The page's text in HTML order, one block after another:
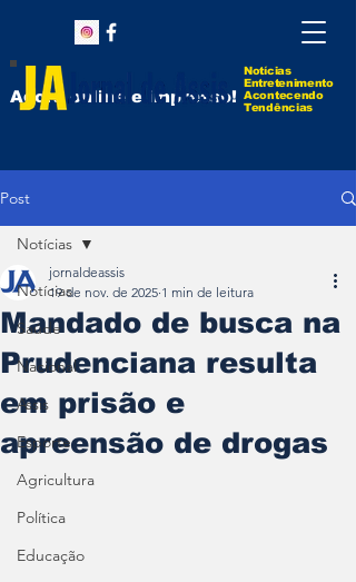
Notícias
Entretenimento
Acontecendo
Tendências
Agora online e impresso!
Post
Notícias
Saúde
Nacional
Assis
Esporte
Agricultura
Política
Educação
Notícias
Mandado de busca na
Prudenciana resulta
em prisão e
apreensão de drogas
jornaldeassis
19 de nov. de 2025 1 min de leitura